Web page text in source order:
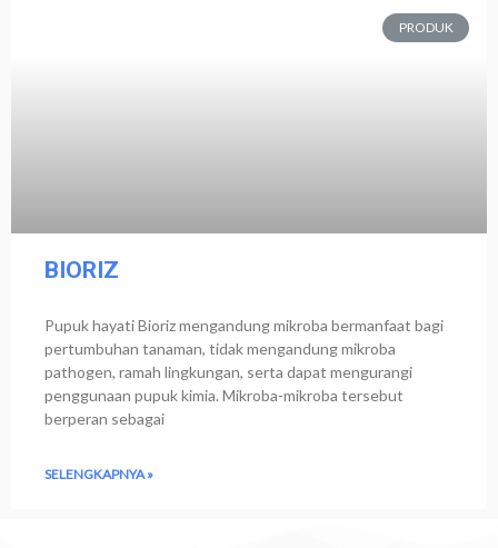
PRODUK
BIORIZ
Pupuk hayati Bioriz mengandung mikroba bermanfaat bagi
pertumbuhan tanaman, tidak mengandung mikroba
pathogen, ramah lingkungan, serta dapat mengurangi
penggunaan pupuk kimia. Mikroba-mikroba tersebut
berperan sebagai
SELENGKAPNYA »